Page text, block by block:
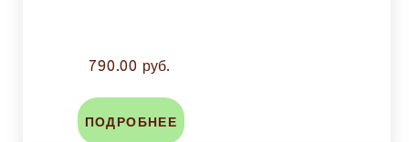
790.00 руб.
ПОДРОБНЕЕ